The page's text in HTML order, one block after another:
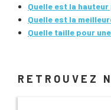
Quelle est la hauteur
Quelle est la
Quelle taille pour
RETROUVEZ